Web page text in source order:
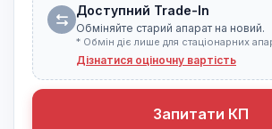
Доступний Trade-In
Обміняйте старий апарат на новий.
* Обмін діє лише для стаціонарних
Дізнатися оціночну вартість
Запитати КП